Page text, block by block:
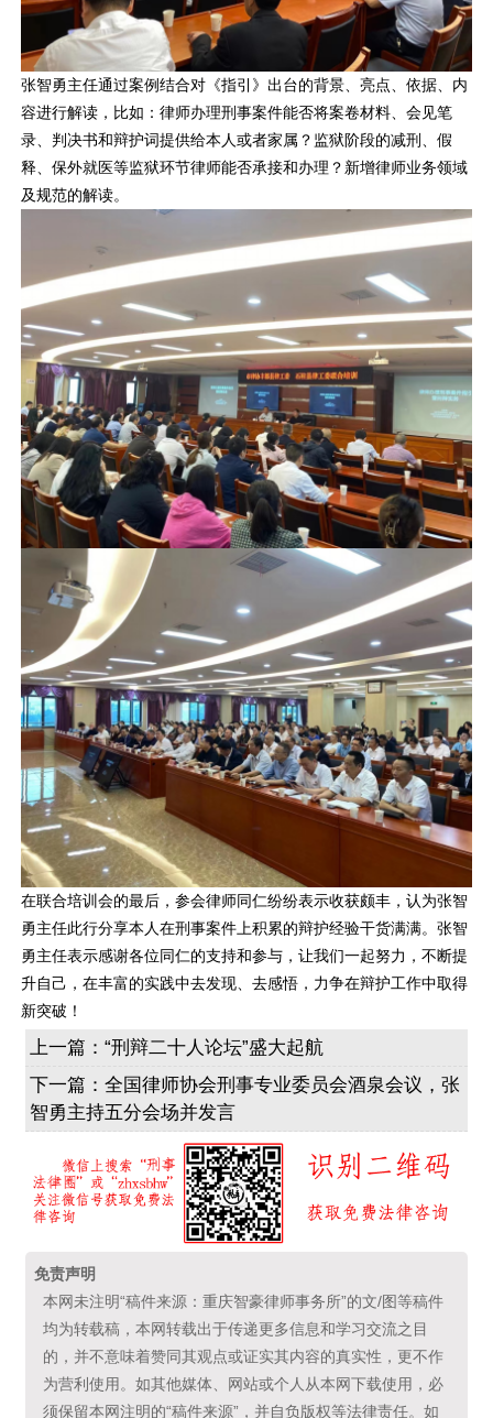
张智勇主任通过案例结合对《指引》出台的背景、亮点、依据、内
容进行解读，比如：律师办理刑事案件能否将案卷材料、会见笔
录、判决书和辩护词提供给本人或者家属？监狱阶段的减刑、假
释、保外就医等监狱环节律师能否承接和办理？新增律师业务领域
及规范的解读。
在联合培训会的最后，参会律师同仁纷纷表示收获颇丰，认为张智
勇主任此行分享本人在刑事案件上积累的辩护经验干货满满。张智
勇主任表示感谢各位同仁的支持和参与，让我们一起努力，不断提
升自己，在丰富的实践中去发现、去感悟，力争在辩护工作中取得
新突破！
上一篇：“刑辩二十人论坛”盛大起航
下一篇：全国律师协会刑事专业委员会酒泉会议，张
智勇主持五分会场并发言
免责声明
本网未注明“稿件来源：重庆智豪律师事务所”的文/图等稿件
均为转载稿，本网转载出于传递更多信息和学习交流之目
的，并不意味着赞同其观点或证实其内容的真实性，更不作
为营利使用。如其他媒体、网站或个人从本网下载使用，必
须保留本网注明的“稿件来源”，并自负版权等法律责任。如